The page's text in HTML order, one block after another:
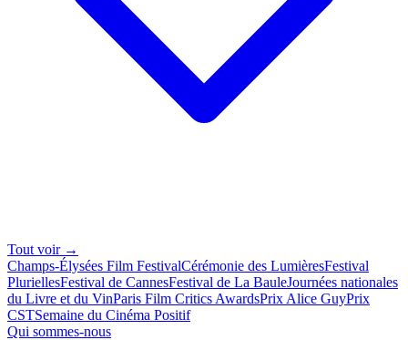
Tout voir →
Champs-Élysées Film FestivalCérémonie des LumièresFestival
PluriellesFestival de CannesFestival de La BauleJournées nationales
du Livre et du VinParis Film Critics AwardsPrix Alice GuyPrix
CSTSemaine du Cinéma Positif
Qui sommes-nous